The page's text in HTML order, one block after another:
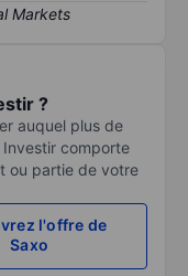
?
auquel plus de
comporte
ou partie de votre
l'offre de
Saxo